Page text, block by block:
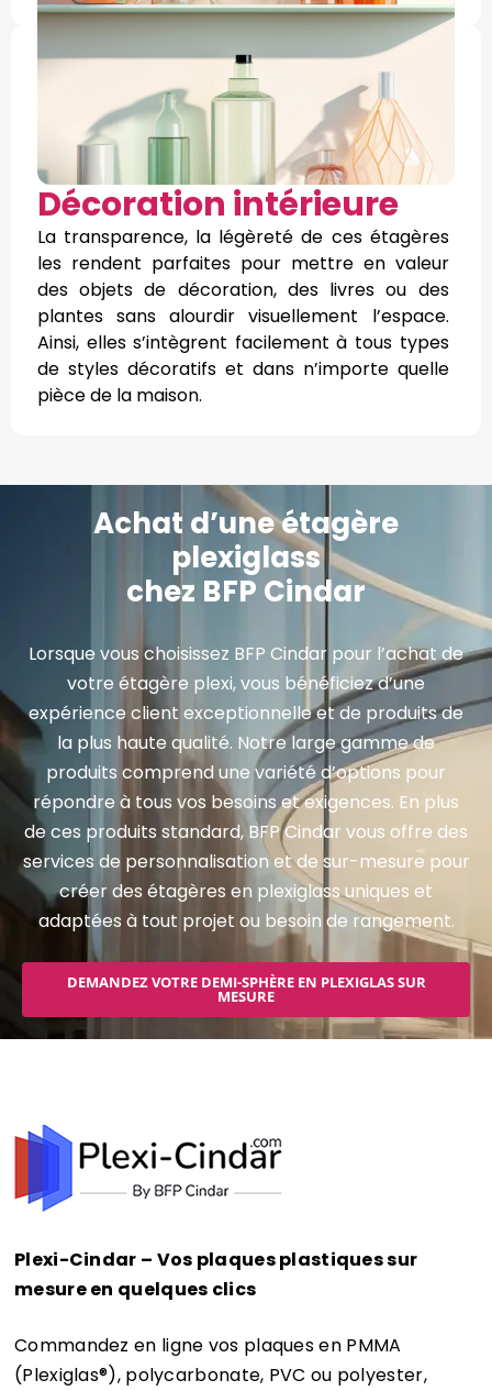
Décoration intérieure
La transparence, la légèreté de ces étagères
les rendent parfaites pour mettre en valeur
des objets de décoration, des livres ou des
plantes sans alourdir visuellement l’espace.
Ainsi, elles s’intègrent facilement à tous types
de styles décoratifs et dans n’importe quelle
pièce de la maison.
Achat d’une étagère
plexiglass
chez BFP Cindar
Lorsque vous choisissez BFP Cindar pour l’achat de
votre étagère plexi, vous bénéficiez d’une
expérience client exceptionnelle et de produits de
la plus haute qualité. Notre large gamme de
produits comprend une variété d’options pour
répondre à tous vos besoins et exigences. En plus
de ces produits standard, BFP Cindar vous offre des
services de personnalisation et de sur-mesure pour
créer des étagères en plexiglass uniques et
adaptées à tout projet ou besoin de rangement.
DEMANDEZ VOTRE DEMI-SPHÈRE EN PLEXIGLAS SUR
MESURE
Plexi-Cindar – Vos plaques plastiques sur
mesure en quelques clics
Commandez en ligne vos plaques en PMMA
(Plexiglas®), polycarbonate, PVC ou polyester,